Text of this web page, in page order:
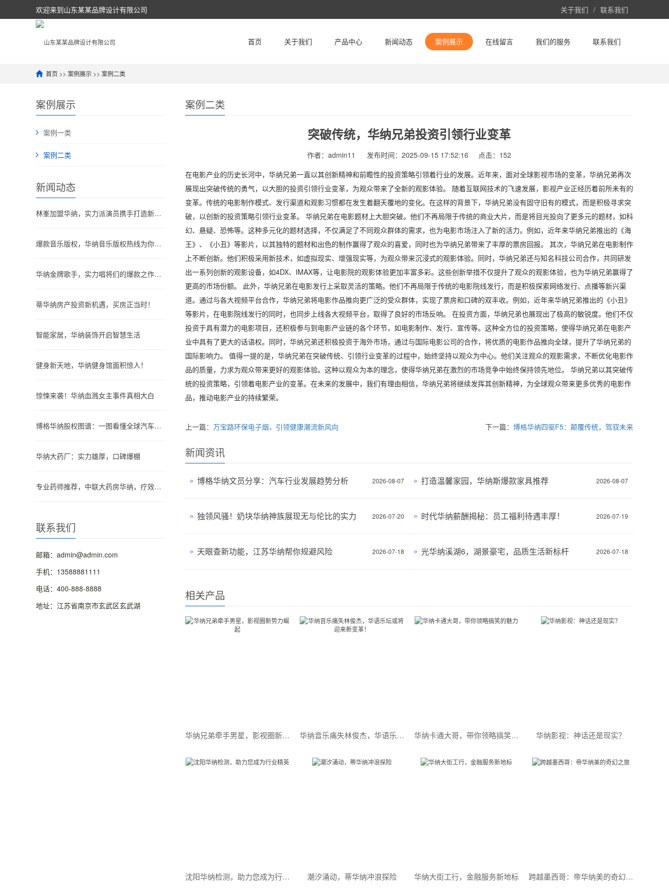
欢迎来到山东某某品牌设计有限公司 关于我们 / 联系我们
首页 关于我们 产品中心 新闻动态 案例展示 在线留言 我们的服务 联系我们
首页 >> 案例展示 >> 案例二类
案例展示
案例一类
案例二类
新闻动态
林峯加盟华纳，实力派演员携手打造新经典！
爆款音乐版权，华纳音乐版权热线为你服务！
华纳金牌歌手，实力唱将们的爆款之作大公开！
蒂华纳房产投资新机遇，买房正当时！
智能家居，华纳装饰开启智慧生活
健身新天地，华纳健身馆面积惊人！
惊悚来袭！华纳血溅女主事件真相大白
博格华纳股权图谱：一图看懂全球汽车零部件巨头的股权结构
华纳大药厂：实力雄厚，口碑爆棚
专业药师推荐，中联大药房华纳，疗效看得见！
联系我们
邮箱：admin@admin.com
手机：13588881111
电话：400-888-8888
地址：江苏省南京市玄武区玄武湖
案例二类
突破传统，华纳兄弟投资引领行业变革
作者：admin11 发布时间：2025-09-15 17:52:16
点击：152
在电影产业的历史长河中，华纳兄弟一直以其创新精神和前瞻性的投资策略引领着行业的发展。近年来，面对全球影视市场的变革，华纳兄弟再次
展现出突破传统的勇气，以大胆的投资引领行业变革，为观众带来了全新的观影体验。 随着互联网技术的飞速发展，影视产业正经历着前所未有的
变革。传统的电影制作模式、发行渠道和观影习惯都在发生着翻天覆地的变化。在这样的背景下，华纳兄弟没有固守旧有的模式，而是积极寻求突
破，以创新的投资策略引领行业变革。 华纳兄弟在电影题材上大胆突破。他们不再局限于传统的商业大片，而是将目光投向了更多元的题材，如科
幻、悬疑、恐怖等。这种多元化的题材选择，不仅满足了不同观众群体的需求，也为电影市场注入了新的活力。例如，近年来华纳兄弟推出的《海
王》、《小丑》等影片，以其独特的题材和出色的制作赢得了观众的喜爱，同时也为华纳兄弟带来了丰厚的票房回报。 其次，华纳兄弟在电影制作
上不断创新。他们积极采用新技术，如虚拟现实、增强现实等，为观众带来沉浸式的观影体验。同时，华纳兄弟还与知名科技公司合作，共同研发
出一系列创新的观影设备，如4DX、IMAX等，让电影院的观影体验更加丰富多彩。这些创新举措不仅提升了观众的观影体验，也为华纳兄弟赢得了
更高的市场份额。 此外，华纳兄弟在电影发行上采取灵活的策略。他们不再局限于传统的电影院线发行，而是积极探索网络发行、点播等新兴渠
道。通过与各大视频平台合作，华纳兄弟将电影作品推向更广泛的受众群体，实现了票房和口碑的双丰收。例如，近年来华纳兄弟推出的《小丑》
等影片，在电影院线发行的同时，也同步上线各大视频平台，取得了良好的市场反响。 在投资方面，华纳兄弟也展现出了极高的敏锐度。他们不仅
投资于具有潜力的电影项目，还积极参与到电影产业链的各个环节，如电影制作、发行、宣传等。这种全方位的投资策略，使得华纳兄弟在电影产
业中具有了更大的话语权。同时，华纳兄弟还积极投资于海外市场，通过与国际电影公司的合作，将优质的电影作品推向全球，提升了华纳兄弟的
国际影响力。 值得一提的是，华纳兄弟在突破传统、引领行业变革的过程中，始终坚持以观众为中心。他们关注观众的观影需求，不断优化电影作
品的质量，力求为观众带来更好的观影体验。这种以观众为本的理念，使得华纳兄弟在激烈的市场竞争中始终保持领先地位。 华纳兄弟以其突破传
统的投资策略，引领着电影产业的变革。在未来的发展中，我们有理由相信，华纳兄弟将继续发挥其创新精神，为全球观众带来更多优秀的电影作
品，推动电影产业的持续繁荣。
上一篇： 万宝路环保电子烟，引领健康潮流新风向 下一篇： 博格华纳四驱F5：颠覆传统，驾驭未来
新闻资讯
2026-08-07
博格华纳文员分享：汽车行业发展趋势分析 2026-08-07
打造温馨家园，华纳斯爆款家具推荐
2026-07-20
独领风骚！奶块华纳神族展现无与伦比的实力 2026-07-19
时代华纳薪酬揭秘：员工福利待遇丰厚！
2026-07-18
天眼查新功能，江苏华纳帮你规避风险 2026-07-18
光华纳溪湖6，湖景豪宅，品质生活新标杆
相关产品
华纳兄弟牵手男星，影视圈新势力崛起 华纳音乐痛失林俊杰，华语乐坛或将迎来新变革！ 华纳卡通大哥，带你领略搞笑的魅力 华纳影视：神话还是现实？
沈阳华纳检测，助力您成为行业精英 潮汐涌动，蒂华纳冲浪探险 华纳大街工行，金融服务新地标 跨越墨西哥：帝华纳美的奇幻之旅